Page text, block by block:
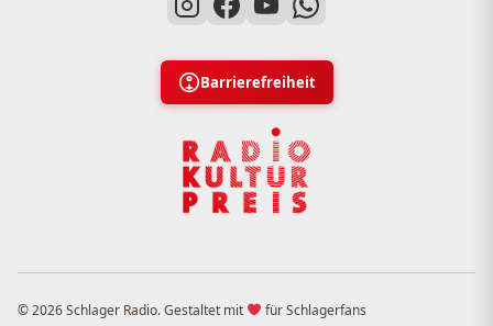
Barrierefreiheit
© 2026 Schlager Radio. Gestaltet mit für Schlagerfans